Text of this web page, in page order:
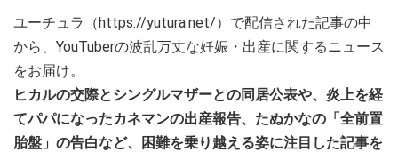
ユーチュラ（https://yutura.net/）で配信された記事の中
から、YouTuberの波乱万丈な妊娠・出産に関するニュース
をお届け。
ヒカルの交際とシングルマザーとの同居公表や、炎上を経
てパパになったカネマンの出産報告、たぬかなの「全前置
胎盤」の告白など、困難を乗り越える姿に注目した記事を